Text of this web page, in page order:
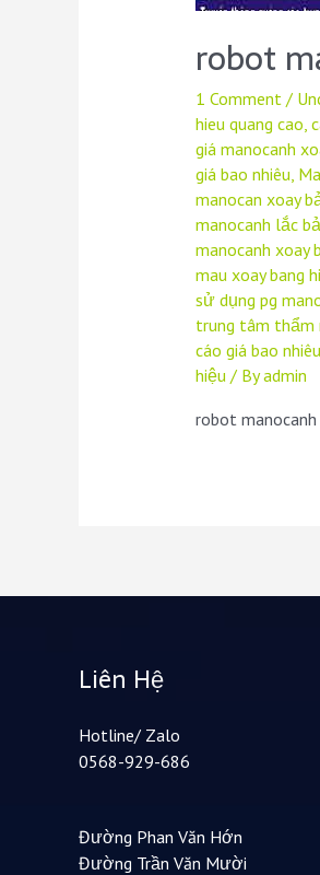
robot
1 Comment /
hieu quang cao,
giá manocanh
giá bao nhiêu,
manocan xoay
manocanh lắc
manocanh xoay
mau xoay bang
sử dụng pg
trung tâm thẩm
cáo giá bao nhiêu
hiệu/ Byadmin
robot
Liên Hệ
Hotline/ Zalo
0568-929-686
Đường Phan Văn Hớn
Đường Trần Văn Mười